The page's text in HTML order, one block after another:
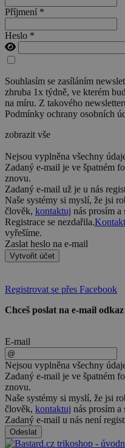
Příjmení *
Heslo *
Souhlasím se zasíláním
zhruba 1x týdně, ve kterém
na míru. Z takového
Podmínky ochrany osobních
zobrazit vše
Nejsou vyplněna všechny
Zadaný e-mail je ve špatném
znovu.
Zadaný e-mail už je u nás
Naše systémy si myslí, že jsi
člověk, kontaktuj nás prosím a
Registrace se nezdařila.
vyřešíme.
Zaslat heslo na e-mail
Vytvořit účet
Registrovat se přes Facebook
Chceš poslat na e-mail
E-mail
Nejsou vyplněna všechny
Zadaný e-mail je ve špatném
znovu.
Naše systémy si myslí, že jsi
člověk, kontaktuj nás prosím a
Zadaný e-mail u nás není
Odeslat